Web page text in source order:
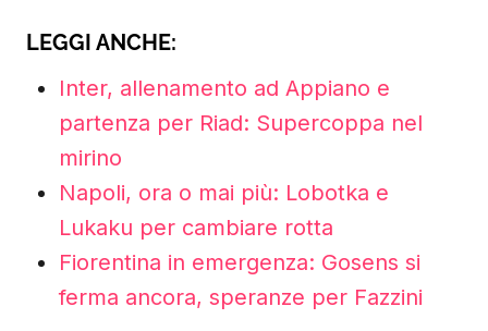
LEGGI ANCHE:
Inter, allenamento ad Appiano e
partenza per Riad: Supercoppa nel
mirino
Napoli, ora o mai più: Lobotka e
Lukaku per cambiare rotta
Fiorentina in emergenza: Gosens si
ferma ancora, speranze per Fazzini